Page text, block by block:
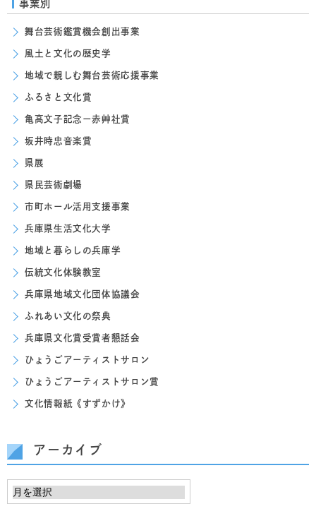
事業別
舞台芸術鑑賞機会創出事業
風土と文化の歴史学
地域で親しむ舞台芸術応援事業
ふるさと文化賞
亀高文子記念ー赤艸社賞
坂井時忠音楽賞
県展
県民芸術劇場
市町ホール活用支援事業
兵庫県生活文化大学
地域と暮らしの兵庫学
伝統文化体験教室
兵庫県地域文化団体協議会
ふれあい文化の祭典
兵庫県文化賞受賞者懇話会
ひょうごアーティストサロン
ひょうごアーティストサロン賞
文化情報紙《すずかけ》
アーカイブ